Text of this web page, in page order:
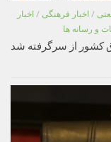
/ اخبار فرهنگی / اخبار
و رسانه ها
کشور از سرگرفته شد